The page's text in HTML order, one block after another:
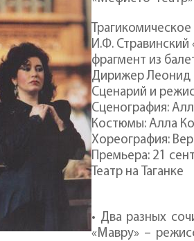
И.Ф. Стравинский
фрагмент из
Дирижер Леонид
Сценарий и
Сценография:
Костюмы: Алла
Хореография:
Премьера: 21
Театр на Таганке
• Два разных
«Mавру» –